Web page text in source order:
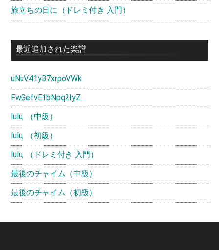
旅立ちの日に（ドレミ付き 入門）
最近追加された楽譜
uNuV41yB7xrpoVWk
FwGefvE1bNpq2IyZ
lulu, （中級）
lulu, （初級）
lulu, （ドレミ付き 入門）
最後のチャイム（中級）
最後のチャイム（初級）